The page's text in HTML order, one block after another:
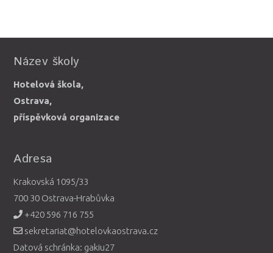
Název školy
Hotelová škola,
Ostrava,
příspěvková organizace
Adresa
Krakovská 1095/33
700 30 Ostrava-Hrabůvka
+420 596 716 755
sekretariat@hotelovkaostrava.cz
Datová schránka: gakiu27